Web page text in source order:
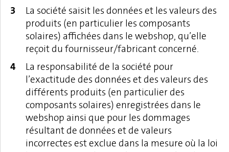
La société saisit les données et les valeurs des
produits (en particulier les composants
solaires) affichées dans le webshop, qu’elle
reçoit du fournisseur/fabricant concerné.
La responsabilité de la société pour
l’exactitude des données et des valeurs des
différents produits (en particulier des
composants solaires) enregistrées dans le
webshop ainsi que pour les dommages
résultant de données et de valeurs
incorrectes est exclue dans la mesure où la loi